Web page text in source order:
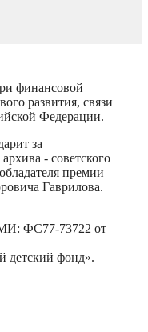
финансовой
развития, связи
Федерации.
за
- советского
премии
Гаврилова.
ФС77-73722 от
детский фонд».